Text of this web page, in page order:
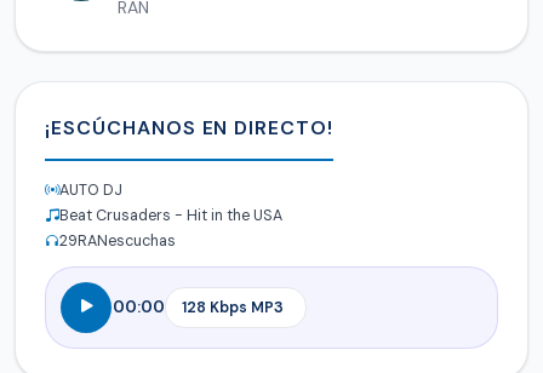
RAN
¡ESCÚCHANOS EN DIRECTO!
AUTO DJ
Beat Crusaders - Hit in the USA
29RANescuchas
00:00